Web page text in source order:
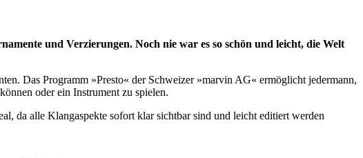
und Verzierungen. Noch nie war es so schön und leicht, die Welt
Das Programm »Presto« der Schweizer »marvin AG« ermöglicht jedermann,
oder ein Instrument zu spielen.
da alle Klangaspekte sofort klar sichtbar sind und leicht editiert werden